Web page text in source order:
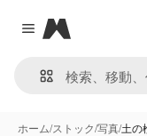
Close menu
Magnific
ホーム/ストック/写真/土の